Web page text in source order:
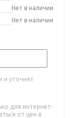
Нет в наличии
Нет в наличии
и уточнят
для интернет-
от цен в